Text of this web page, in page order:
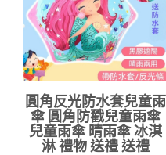
圓角反光防水套兒童雨
傘 圓角防戳兒童雨傘
兒童雨傘 晴雨傘 冰淇
淋 禮物 送禮 送禮